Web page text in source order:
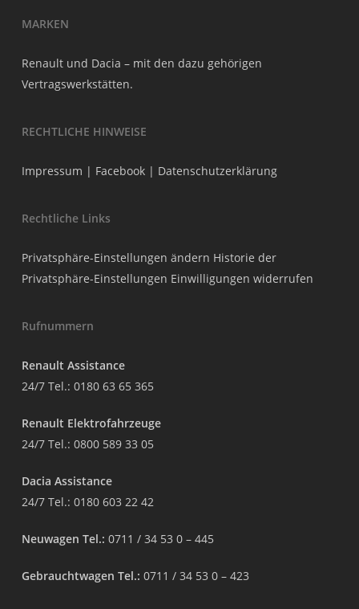
MARKEN
Renault und Dacia – mit den dazu gehörigen
Vertragswerkstätten.
RECHTLICHE HINWEISE
Impressum | Facebook| Datenschutzerklärung
Rechtliche Links
Privatsphäre-Einstellungen ändern Historie der
Privatsphäre-Einstellungen Einwilligungen widerrufen
Rufnummern
Renault Assistance
24/7 Tel.: 0180 63 65 365
Renault Elektrofahrzeuge
24/7 Tel.: 0800 589 33 05
Dacia Assistance
24/7 Tel.: 0180 603 22 42
Neuwagen Tel.: 0711 / 34 53 0 – 445
Gebrauchtwagen Tel.: 0711 / 34 53 0 – 423